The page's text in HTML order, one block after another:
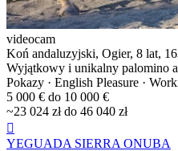
videocam
Koń andaluzyjski, Ogier, 8 lat,
Wyjątkowy i unikalny palomino
Pokazy · English Pleasure ·
5 000 € do 10 000 €
~23 024 zł do 46 040 zł

YEGUADA SIERRA ONUBA